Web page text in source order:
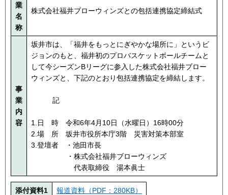
業
名
称
株式会社福井ブローウィンズとの包括連携協定締結式
事
業
内
容
坂井市は、「福井をもっとにぎやかな場所に」というビ
ジョンのもと、福井初のプロバスケットボールチームと
して今シーズンBリーグに参入した株式会社福井ブロー
ウィンズと、下記のとおり包括連携協定を締結します。
記
1.日 時 令和6年4月10日（水曜日）16時00分
2.場 所 坂井市役所本庁3階 災害対策本部室
3.登壇者 ・池田市長
・株式会社福井ブローウィンズ
代表取締役 湯本眞士
添付資料1 報道資料（PDF：280KB）